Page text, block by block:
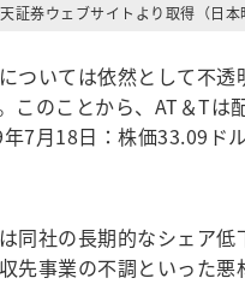
証券ウェブサイトより取得（日本
ついては依然として不
このことから、AT＆T
7月18日：株価33.09ド
同社の長期的なシェア低
先事業の不調といった悪